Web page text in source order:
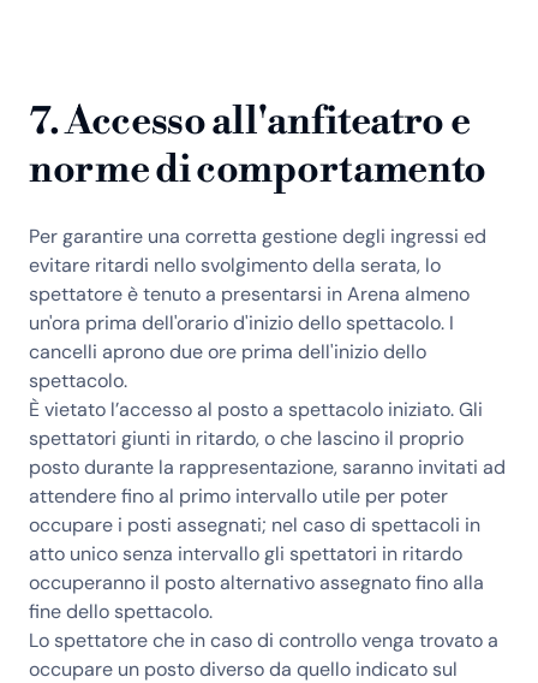
7. Accesso all'anfiteatro e
norme di comportamento
Per garantire una corretta gestione degli ingressi ed
evitare ritardi nello svolgimento della serata, lo
spettatore è tenuto a presentarsi in Arena almeno
un'ora prima dell'orario d'inizio dello spettacolo. I
cancelli aprono due ore prima dell'inizio dello
spettacolo.
È vietato l’accesso al posto a spettacolo iniziato. Gli
spettatori giunti in ritardo, o che lascino il proprio
posto durante la rappresentazione, saranno invitati ad
attendere fino al primo intervallo utile per poter
occupare i posti assegnati; nel caso di spettacoli in
atto unico senza intervallo gli spettatori in ritardo
occuperanno il posto alternativo assegnato fino alla
fine dello spettacolo.
Lo spettatore che in caso di controllo venga trovato a
occupare un posto diverso da quello indicato sul